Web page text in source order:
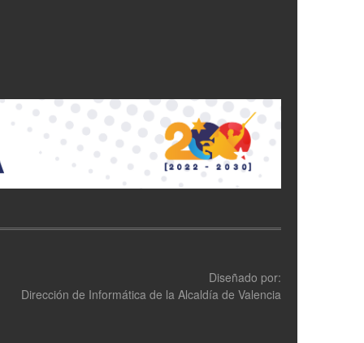
Diseñado por:
Dirección de Informática de la Alcaldía de Valencia